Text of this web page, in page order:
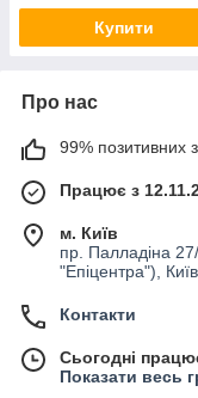
Купити
Про нас
99% позитивних з
Працює з
м. Київ
пр. Палладіна
"Епіцентра"),
Контакти
Сьогодні
Показати весь